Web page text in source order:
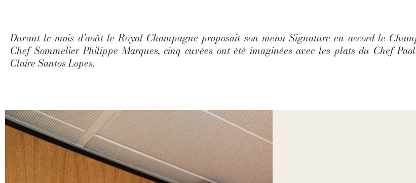
Durant le mois d’août le Royal Champagne proposait son menu Signature en accord le
Chef Sommelier Philippe Marques, cinq cuvées ont été imaginées avec les plats du Chef
Claire Santos Lopes.